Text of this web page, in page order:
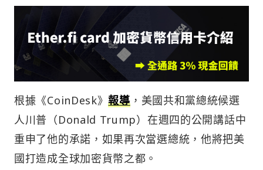
根據《CoinDesk》報導，美國共和黨總統候選
人川普（Donald Trump）在週四的公開講話中
重申了他的承諾，如果再次當選總統，他將把美
國打造成全球加密貨幣之都。